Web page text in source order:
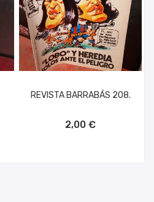
REVISTA BARRABÁS 208.
2,00 €